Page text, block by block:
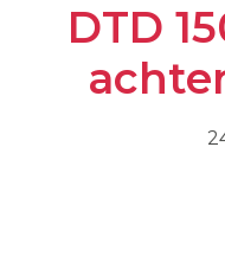
inhoud
DTD